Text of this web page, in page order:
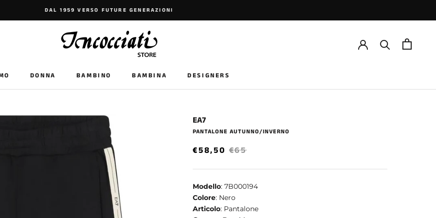
DAL 1959 VERSO FUTURE GENERAZIONI
DONNA
BAMBINO
BAMBINA
DESIGNERS
EA7
PANTALONE AUTUNNO/INVERNO
€58,50 €65
Modello: 7B000194
Colore: Nero
Articolo: Pantalone